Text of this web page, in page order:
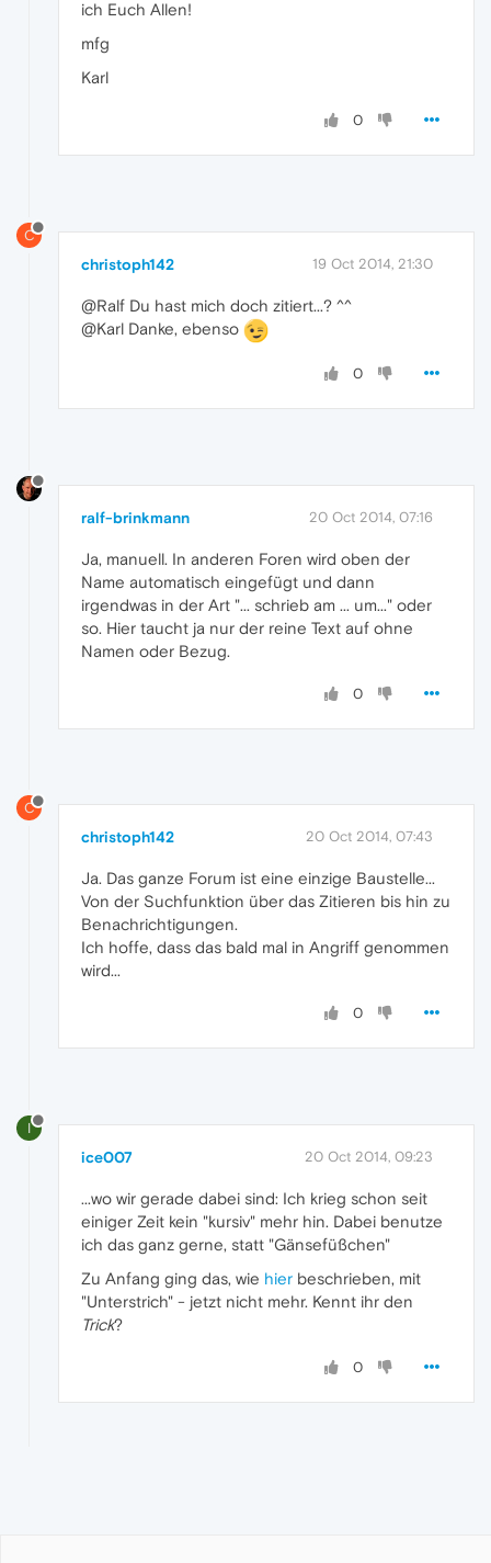
ich Euch Allen!
mfg
Karl
0
C
christoph142 19 Oct 2014, 21:30
@Ralf Du hast mich doch zitiert...? ^^
@Karl Danke, ebenso
0
ralf-brinkmann 20 Oct 2014, 07:16
Ja, manuell. In anderen Foren wird oben der
Name automatisch eingefügt und dann
irgendwas in der Art "... schrieb am ... um..." oder
so. Hier taucht ja nur der reine Text auf ohne
Namen oder Bezug.
0
C
christoph142 20 Oct 2014, 07:43
Ja. Das ganze Forum ist eine einzige Baustelle...
Von der Suchfunktion über das Zitieren bis hin zu
Benachrichtigungen.
Ich hoffe, dass das bald mal in Angriff genommen
wird...
0
I
ice007 20 Oct 2014, 09:23
...wo wir gerade dabei sind: Ich krieg schon seit
einiger Zeit kein "kursiv" mehr hin. Dabei benutze
ich das ganz gerne, statt "Gänsefüßchen"
Zu Anfang ging das, wie hier beschrieben, mit
"Unterstrich" - jetzt nicht mehr. Kennt ihr den
Trick?
0